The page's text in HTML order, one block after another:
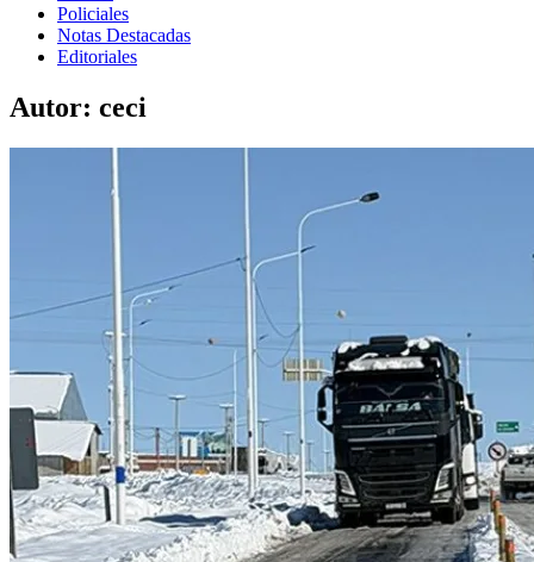
Policiales
Notas Destacadas
Editoriales
Autor: ceci